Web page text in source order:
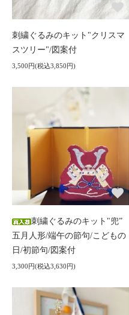
刺繍ぐるみのキット"クリスマ
スツリー"/図案付
3,500円(税込3,850円)
刺繍ぐるみのキット"兜”
五月人形/端午の節句/こどもの
日/初節句/図案付
3,300円(税込3,630円)